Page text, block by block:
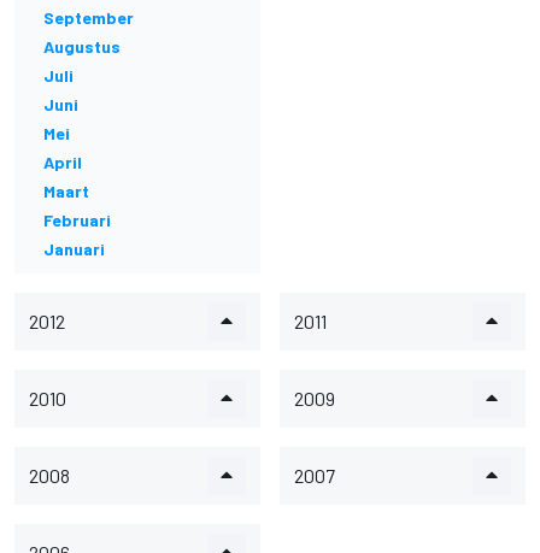
September
Augustus
Juli
Juni
Mei
April
Maart
Februari
Januari
2012 2011
2010 2009
2008 2007